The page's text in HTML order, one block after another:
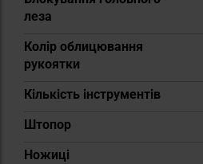
леза
Колір облицювання
рукоятки
Кількість інструментів
Штопор
Ножиці